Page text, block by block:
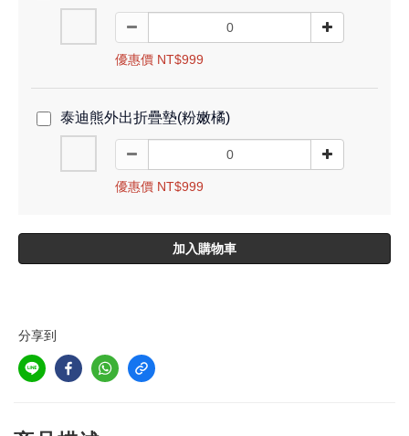
優惠價 NT$999
泰迪熊外出折疊墊(粉嫩橘)
優惠價 NT$999
加入購物車
分享到